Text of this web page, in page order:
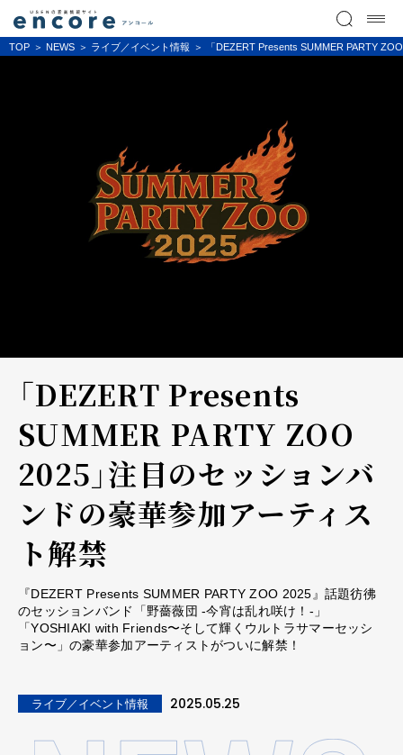
TOP NEWS ライブ／イベント情報 「DEZERT Presents SUMMER PARTY
「DEZERT Presents
SUMMER PARTY ZOO
2025」注目のセッションバ
ンドの豪華参加アーティス
ト解禁
『DEZERT Presents SUMMER PARTY ZOO 2025』話題彷彿
のセッションバンド「野薔薇団 -今宵は乱れ咲け！-」
「YOSHIAKI with Friends〜そして輝くウルトラサマーセッシ
ョン〜」の豪華参加アーティストがついに解禁！
ライブ／イベント情報 2025.05.25